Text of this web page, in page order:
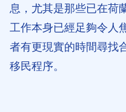
息，尤其是那些已在荷
工作本身已經足夠令人
者有更現實的時間尋找
移民程序。